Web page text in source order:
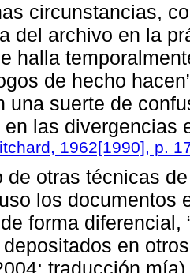
circunstancias,
del archivo en la
halla
de hecho
una suerte de
en las divergencias
1962[1990], p.
de otras técnicas
los documentos
forma diferencial,
en
traducción